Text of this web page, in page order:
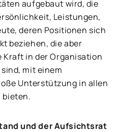
aufgebaut wird, die
Leistungen,
deren Positionen sich
beziehen, die aber
in der Organisation
mit einem
Unterstützung in allen
bieten.
und der Aufsichtsrat